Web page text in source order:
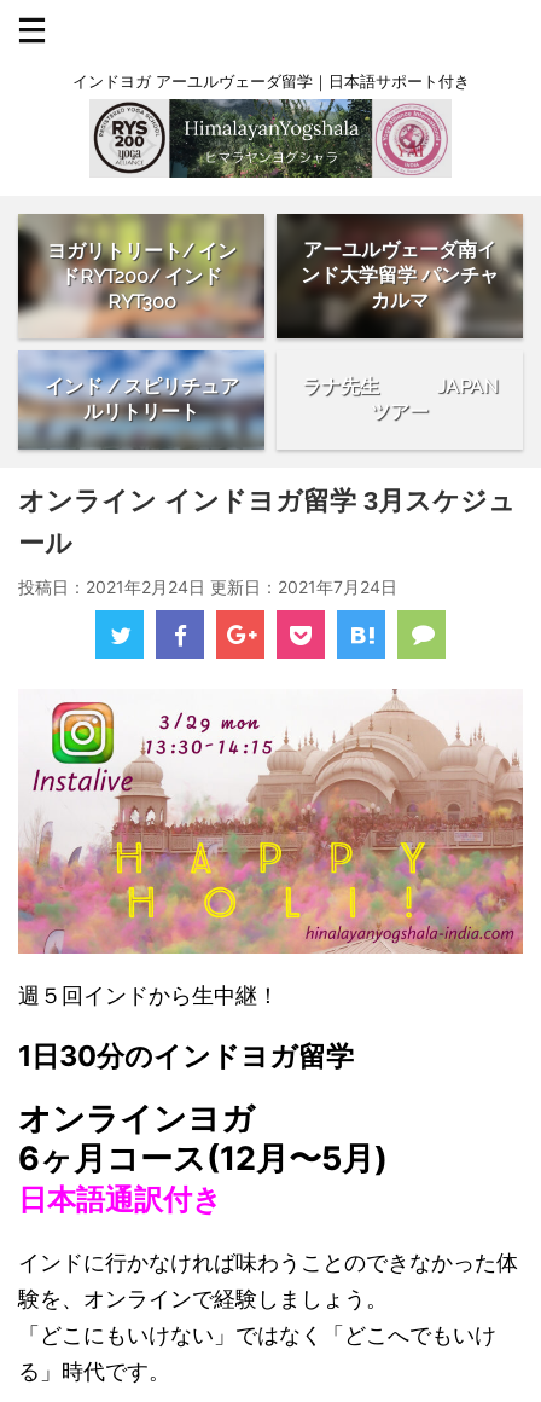
インドヨガ アーユルヴェーダ留学｜日本語サポート付き
ヨガリトリート/ イン
ドRYT200/ インド
RYT300
アーユルヴェーダ南イ
ンド大学留学 パンチャ
カルマ
インド / スピリチュア
ルリトリート
ラナ先生 JAPAN
ツアー
オンライン インドヨガ留学 3月スケジュ
ール
投稿日：2021年2月24日 更新日： 2021年7月24日
週５回 インドから生中継！
1日30分のインドヨガ留学
オンラインヨガ
6ヶ月コース(12月〜5月)
日本語通訳付き
インドに行かなければ味わうことのできなかった体
験を、オンラインで経験しましょう。
「どこにもいけない」ではなく「どこへでもいけ
る」時代です。